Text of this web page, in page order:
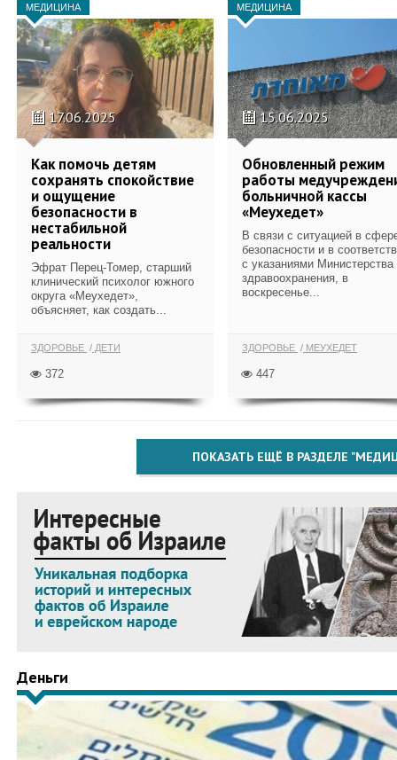
МЕДИЦИНА
17.06.2025
Как помочь детям
сохранять спокойствие
и ощущение
безопасности в
нестабильной
реальности
Эфрат Перец-Томер, старший
клинический психолог южного
округа «Меухедет»,
объясняет, как создать...
ЗДОРОВЬЕ ДЕТИ
372
МЕДИЦИНА
15.06.2025
Обновленный режим
работы
больничной кассы
«Меухедет»
В связи с ситуацией в
безопасности и в
с указаниями Министерства
здравоохранения, в
воскресенье...
ЗДОРОВЬЕ МЕУХЕДЕТ
447
ПОКАЗАТЬ ЕЩЁ В РАЗДЕЛЕ
Деньги